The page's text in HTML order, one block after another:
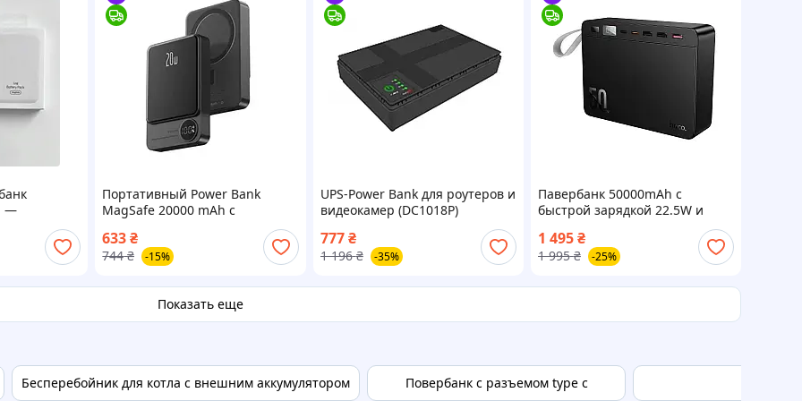
—
“в один
Портативный Power Bank
MagSafe 20000 mAh с
дисплеем
633₴
744 ₴ -15%
UPS-Power Bank для роутеров и
видеокамер (DC1018P)
HP227
777 ₴
1 196 ₴ -35%
Павербанк 50000mAh с
быстрой зарядкой 22.5W и
3USB/2Type-C Черный
1 495₴
1 995 ₴ -25%
Показать еще
Бесперебойник для котла с внешним аккумулятором Повербанк с разъемом type c